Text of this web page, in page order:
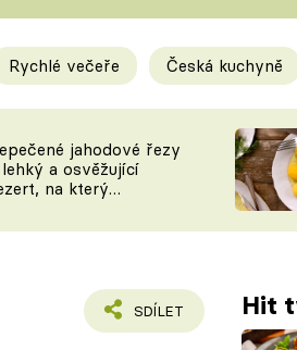
Novinky
ČASOPIS
Rychlé večeře Česká kuchyně
jahodové řezy
a osvěžující
na který
SDÍLET Hit